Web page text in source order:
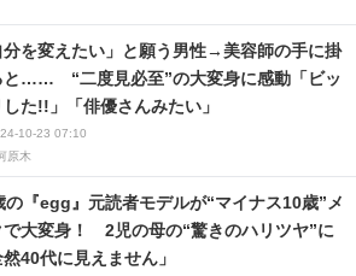
10-23 07:10
原木
分を変えたい」と願う男性→美容師の手に掛
と…… “二度見必至”の大変身に感動「ビッ
した!!」「俳優さんみたい」
の『egg』元読者モデルが“マイナス10歳”メ
で大変身！ 2児の母の“驚きのハリツヤ”に
然40代に見えません」